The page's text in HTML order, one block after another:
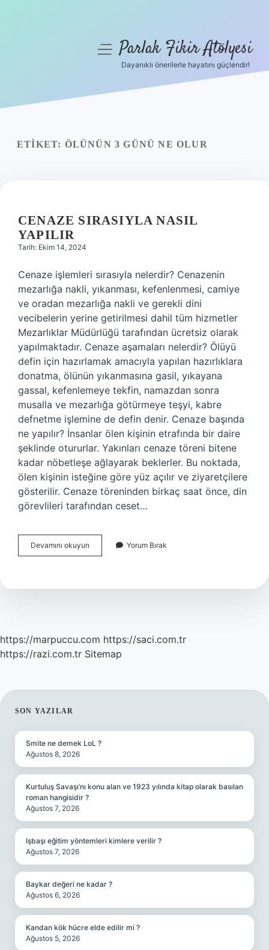
Yasal Uyarı
menüyüParlak Fikir Atölyesi
Dayanıklı önerilerle hayatını güçlendir!
ETIKET: ÖLÜNÜN 3 GÜNÜ NE OLUR
CENAZE SIRASIYLA NASIL
YAPILIR
Tarih: Ekim 14, 2024
Cenaze işlemleri sırasıyla nelerdir? Cenazenin
mezarlığa nakli, yıkanması, kefenlenmesi, camiye
ve oradan mezarlığa nakli ve gerekli dini
vecibelerin yerine getirilmesi dahil tüm hizmetler
Mezarlıklar Müdürlüğü tarafından ücretsiz olarak
yapılmaktadır. Cenaze aşamaları nelerdir? Ölüyü
defin için hazırlamak amacıyla yapılan hazırlıklara
donatma, ölünün yıkanmasına gasil, yıkayana
gassal, kefenlemeye tekfin, namazdan sonra
musalla ve mezarlığa götürmeye teşyi, kabre
defnetme işlemine de defin denir. Cenaze başında
ne yapılır? İnsanlar ölen kişinin etrafında bir daire
şeklinde otururlar. Yakınları cenaze töreni bitene
kadar nöbetleşe ağlayarak beklerler. Bu noktada,
ölen kişinin isteğine göre yüz açılır ve ziyaretçilere
gösterilir. Cenaze töreninden birkaç saat önce, din
görevlileri tarafından ceset…
Devamını okuyun
Sırasıyla
Yorum Bırak
https://marpuccu.com https://saci.com.tr
https://razi.com.tr Sitemap
SIDEBAR
SON YAZILAR
Smite ne demek LoL ?
Ağustos 8, 2026
Kurtuluş Savaşı’nı konu alan ve 1923 yılında kitap olarak basılan
roman hangisidir ?
Ağustos 7, 2026
Işbaşı eğitim yöntemleri kimlere verilir ?
Ağustos 7, 2026
Baykar değeri ne kadar ?
Ağustos 6, 2026
Kandan kök hücre elde edilir mi ?
Ağustos 5, 2026